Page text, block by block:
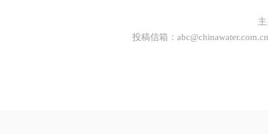
投稿信箱： abc@chinawater.com.cn